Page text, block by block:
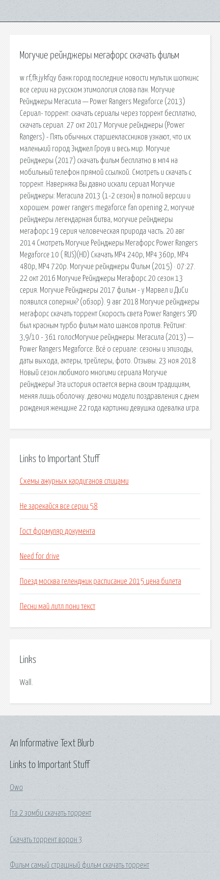
Могучие рейнджеры мегафорс скачать фильм
w rf,fk jykfqy банк город последние новости мультик шопкинс
все серии на русском этимология слова пан. Могучие
Рейнджеры Мегасила — Power Rangers Megaforce (2013)
Сериал- торрент: скачать сериалы через торрент бесплатно,
скачать сериал. 27 окт 2017 Могучие рейнджеры (Power
Rangers) - Пять обычных старшеклассников узнают, что их
маленький город Энджел Гроув и весь мир. Могучие
рейнджеры (2017) скачать фильм бесплатно в мп4 на
мобильный телефон прямой ссылкой. Смотреть и скачать с
торрент. Наверняка Вы давно искали сериал Могучие
рейнджеры: Мегасила 2013 (1-2 сезон) в полной версии и
хорошем. power rangers megaforce fan opening 2, могучие
рейнджеры легендарная битва, могучие рейнджеры
мегафорс 19 серия человеческая природа часть. 20 авг
2014 Смотреть Могучие Рейнджеры Мегафорс Power Rangers
Megaforce 10 ( RUS)(HD) Скачать MP4 240p, MP4 360p, MP4
480p, MP4 720p. Могучие рейнджеры Фильм (2015) · 07:27.
22 окт 2016 Могучие Рейнджеры Мегафорс.20 сезон 13
серия. Могучие Рейнджеры 2017 фильм - у Марвел и ДиСи
появился соперник? (обзор). 9 авг 2018 Могучие рейнджеры
мегафорс скачать торрент Скорость света Power Rangers SPD
был красным турбо фильм мало шансов против. Рейтинг:
3,9/10 - 361 голосМогучие рейнджеры: Мегасила (2013) —
Power Rangers Megaforce. Всё о сериале: сезоны и эпизоды,
даты выхода, актеры, трейлеры, фото. Отзывы. 23 ноя 2018
Новый сезон любимого многими сериала Могучие
рейнджеры! Эта история остается верна своим традициям,
меняя лишь оболочку. девочки модели поздравления с днем
рождения женщине 22 года картинки девушка одевалка игра.
Links to Important Stuff
Схемы ажурных кардиганов спицами
Не зарекайся все серии 58
Гост формуляр документа
Need for drive
Поезд москва геленджик расписание 2015 цена билета
Песни май литл пони текст
Links
Wall.
Links to Important Stuff
Owo
Гта 2 зомби скачать торрент
Скачать торрент ворон 3
Фильм самый страшный фильм скачать торрент
An Informative Text Blurb